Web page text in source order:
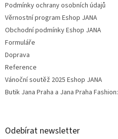
Podmínky ochrany osobních údajů
Věrnostní program Eshop JANA
Obchodní podmínky Eshop JANA
Formuláře
Doprava
Reference
Vánoční soutěž 2025 Eshop JANA
Butik Jana Praha a Jana Praha Fashion:
Odebírat newsletter